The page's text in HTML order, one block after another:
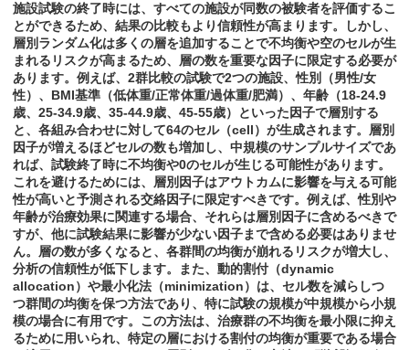
施設試験の終了時には、すべての施設が同数の被験者を評価するこ
とができるため、結果の比較もより信頼性が高まります。しかし、
層別ランダム化は多くの層を追加することで不均衡や空のセルが生
まれるリスクが高まるため、層の数を重要な因子に限定する必要が
あります。例えば、2群比較の試験で2つの施設、性別（男性/女
性）、BMI基準（低体重/正常体重/過体重/肥満）、年齢（18-24.9
歳、25-34.9歳、35-44.9歳、45-55歳）といった因子で層別する
と、各組み合わせに対して64のセル（cell）が生成されます。層別
因子が増えるほどセルの数も増加し、中規模のサンプルサイズであ
れば、試験終了時に不均衡や0のセルが生じる可能性があります。
これを避けるためには、層別因子はアウトカムに影響を与える可能
性が高いと予測される交絡因子に限定すべきです。例えば、性別や
年齢が治療効果に関連する場合、それらは層別因子に含めるべきで
すが、他に試験結果に影響が少ない因子まで含める必要はありませ
ん。層の数が多くなると、各群間の均衡が崩れるリスクが増大し、
分析の信頼性が低下します。また、動的割付（dynamic
allocation）や最小化法（minimization）は、セル数を減らしつ
つ群間の均衡を保つ方法であり、特に試験の規模が中規模から小規
模の場合に有用です。この方法は、治療群の不均衡を最小限に抑え
るために用いられ、特定の層における割付の均衡が重要である場合